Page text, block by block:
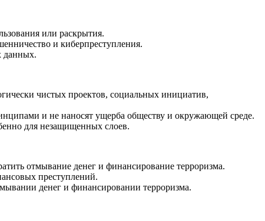
или раскрытия.
и киберпреступления.
данных.
чистых проектов, социальных инициатив,
и не наносят ущерба обществу и окружающей среде.
для незащищенных слоев.
отмывание денег и финансирование терроризма.
преступлений.
денег и финансировании терроризма.